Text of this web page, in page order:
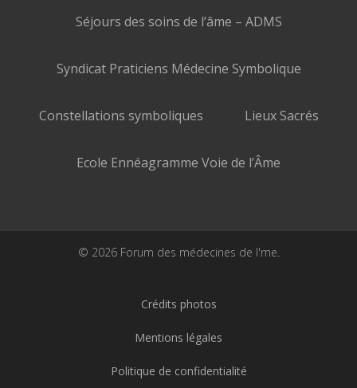
Séjours des soins de l’âme – ADMS
Syndicat Praticiens Médecine Symbolique
Constellations symboliques Lieux Sacrés
Ecole Ennéagramme Voie de l’Âme
© 2026 Forum des médecines de l'me.
Crédits photos
Mentions légales
Politique de confidentialité